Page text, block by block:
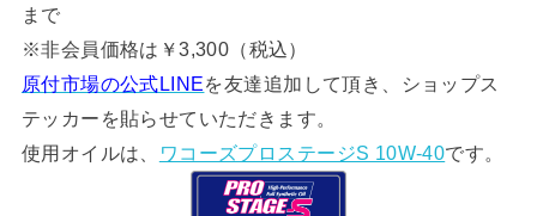
まで
※非会員価格は￥3,300（税込）
原付市場の公式LINEを友達追加して頂き、ショップス
テッカーを貼らせていただきます。
使用オイルは、
ワコーズプロステージS 10W-40です。